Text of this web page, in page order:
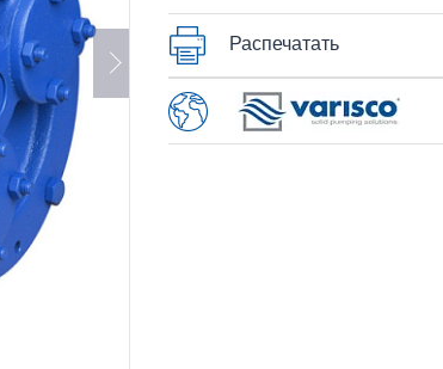
Распечатать